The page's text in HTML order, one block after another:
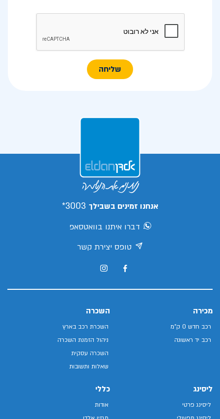
שליחה
אנחנו זמינים בשבילך 3003*
דברו איתנו בוואטסאפ
טופס יצירת קשר
מכירה
רכב חדש 0 ק"מ
רכב יד ראשונה
השכרה
השכרת רכב בארץ
ניהול הזמנת השכרה
השכרה עסקית
שאלות ותשובות
ליסינג
ליסינג פרטי
כללי
אודות